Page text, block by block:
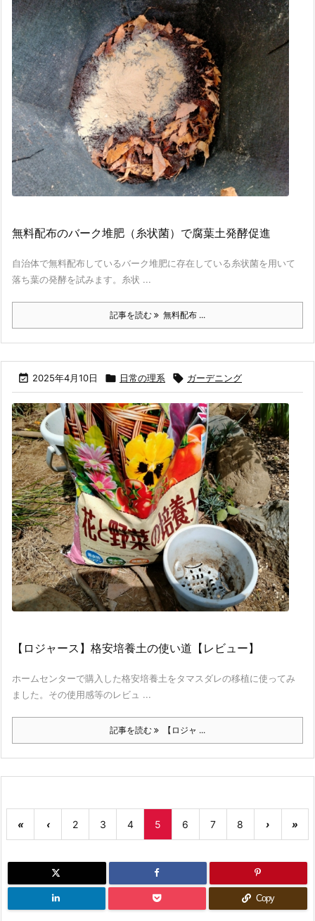
無料配布のバーク堆肥（糸状菌）で腐葉土発酵促進
自治体で無料配布しているバーク堆肥に存在している糸状菌を用いて
落ち葉の発酵を試みます。糸状 ...
記事を読む 無料配布 ...
 2025年4月10日  日常の理系  ガーデニング
【ロジャース】格安培養土の使い道【レビュー】
ホームセンターで購入した格安培養土をタマスダレの移植に使ってみ
ました。その使用感等のレビュ ...
記事を読む 【ロジャ ...
« ‹ 2 3 4 5 6 7 8 › »
Copy